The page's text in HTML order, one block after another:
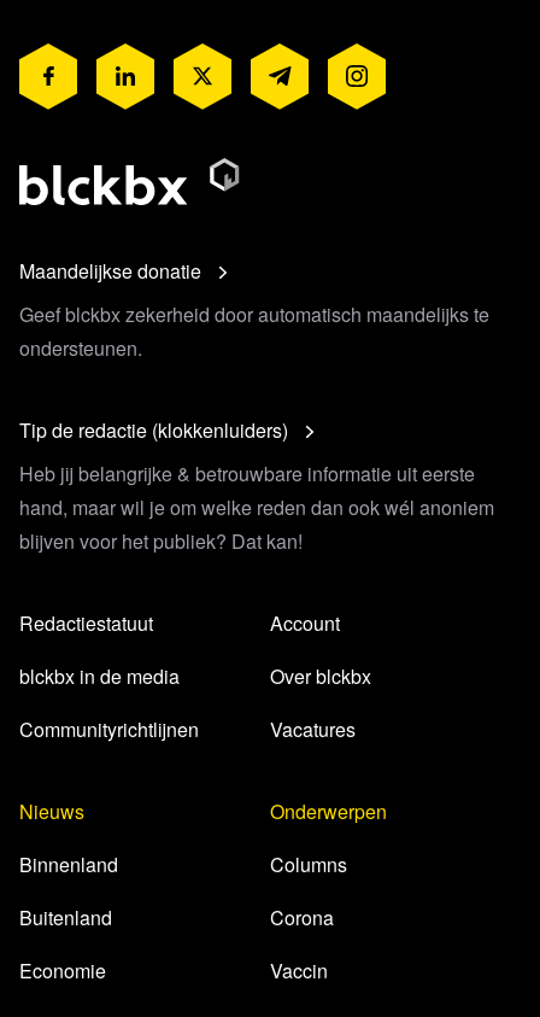
Maandelijkse donatie
Geef blckbx zekerheid door automatisch maandelijks te
ondersteunen.
Tip de redactie (klokkenluiders)
Heb jij belangrijke & betrouwbare informatie uit eerste
hand, maar wil je om welke reden dan ook wél anoniem
blijven voor het publiek? Dat kan!
Redactiestatuut
blckbx in de media
Communityrichtlijnen
Account
Over blckbx
Vacatures
Nieuws
Binnenland
Buitenland
Economie
Onderwerpen
Columns
Corona
Vaccin